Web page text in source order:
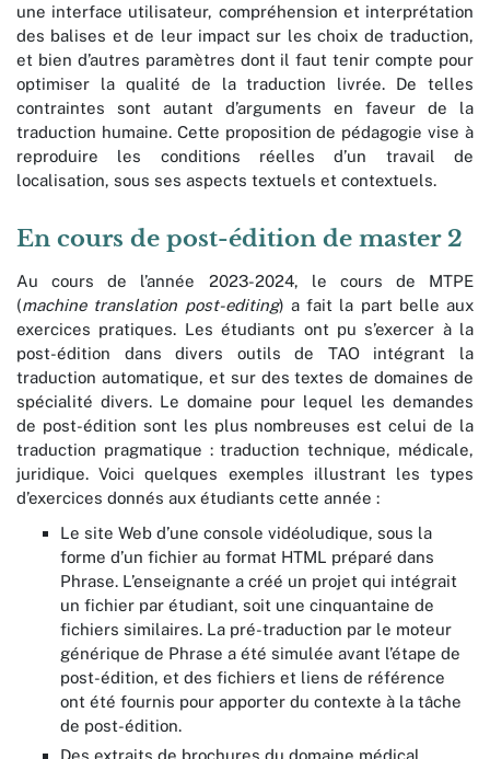
une interface utilisateur, compréhension et interprétation
des balises et de leur impact sur les choix de traduction,
et bien d’autres paramètres dont il faut tenir compte pour
optimiser la qualité de la traduction livrée. De telles
contraintes sont autant d’arguments en faveur de la
traduction humaine. Cette proposition de pédagogie vise à
reproduire les conditions réelles d’un travail de
localisation, sous ses aspects textuels et contextuels.
En cours de post-édition de master 2
Au cours de l’année 2023-2024, le cours de MTPE
(machine translation post-editing) a fait la part belle aux
exercices pratiques. Les étudiants ont pu s’exercer à la
post-édition dans divers outils de TAO intégrant la
traduction automatique, et sur des textes de domaines de
spécialité divers. Le domaine pour lequel les demandes
de post-édition sont les plus nombreuses est celui de la
traduction pragmatique : traduction technique, médicale,
juridique. Voici quelques exemples illustrant les types
d’exercices donnés aux étudiants cette année :
Le site Web d’une console vidéoludique, sous la
forme d’un fichier au format HTML préparé dans
Phrase. L’enseignante a créé un projet qui intégrait
un fichier par étudiant, soit une cinquantaine de
fichiers similaires. La pré-traduction par le moteur
générique de Phrase a été simulée avant l’étape de
post-édition, et des fichiers et liens de référence
ont été fournis pour apporter du contexte à la tâche
de post-édition.
Des extraits de brochures du domaine médical,